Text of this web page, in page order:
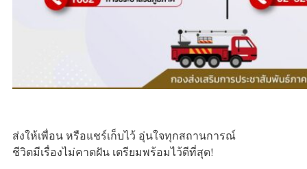
ส่งให้เพื่อน หรือแชร์เก็บไว้ อุ่นใจทุกสถานการณ์
ชีวิตมีเรื่องไม่คาดฝัน เตรียมพร้อมไว้ดีที่สุด!